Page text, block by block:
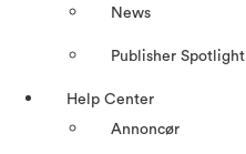
News
Publisher Spotlight
Help Center
Annoncør